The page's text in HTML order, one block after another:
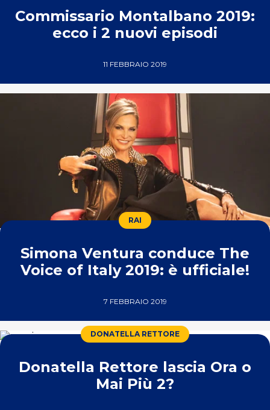
Commissario Montalbano 2019:
ecco i 2 nuovi episodi
11 FEBBRAIO 2019
RAI
Simona Ventura conduce The
Voice of Italy 2019: è ufficiale!
7 FEBBRAIO 2019
DONATELLA RETTORE
Donatella Rettore lascia Ora o
Mai Più 2?